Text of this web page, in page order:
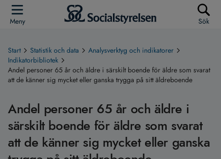
Meny Sök
Start Statistik och data
Analysverktyg och indikatorer
Indikatorbibliotek
Andel personer 65 år och äldre i särskilt boende för äldre som svarat
att de känner sig mycket eller ganska trygga på sitt äldreboende
Andel personer 65 år och äldre i
särskilt boende för äldre som svarat
att de känner sig mycket eller ganska